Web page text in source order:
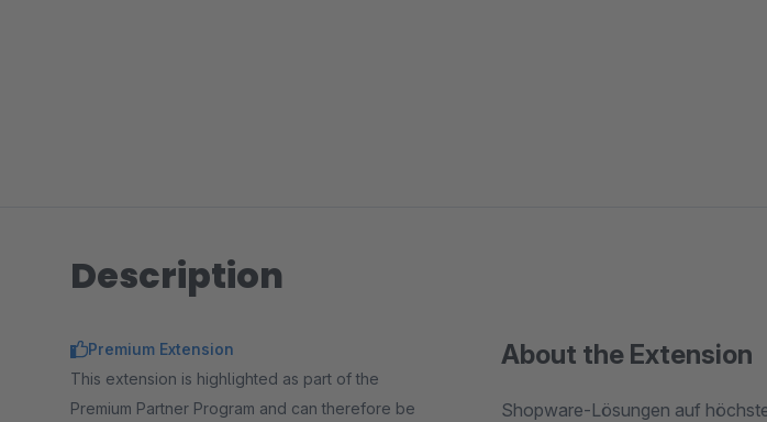
Description
About the Extension
Shopware-Lösungen auf
Premium Extension
This extension is highlighted as part of the
Premium Partner Program and can therefore be